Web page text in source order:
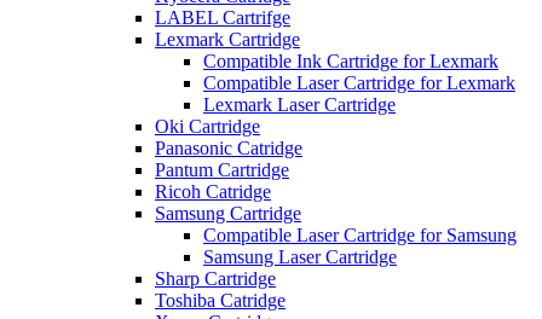
LABEL Cartrifge
Lexmark Cartridge
Compatible Ink Cartridge for Lexmark
Compatible Laser Cartridge for Lexmark
Lexmark Laser Cartridge
Oki Cartridge
Panasonic Catridge
Pantum Cartridge
Ricoh Catridge
Samsung Cartridge
Compatible Laser Cartridge for Samsung
Samsung Laser Cartridge
Sharp Cartridge
Toshiba Catridge